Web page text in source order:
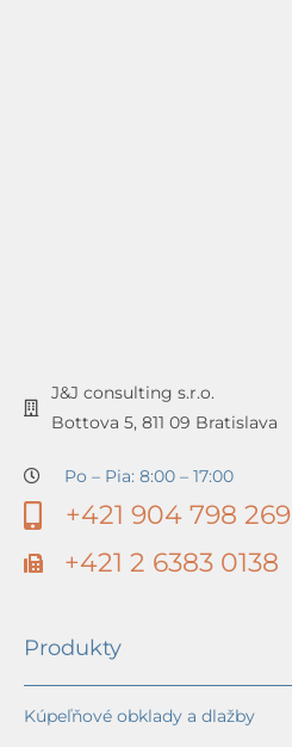
J&J consulting s.r.o.
Bottova 5, 811 09 Bratislava
Po – Pia: 8:00 – 17:00
+421 904 798 269
+421 2 6383 0138
Produkty
Kúpeľňové obklady a dlažby